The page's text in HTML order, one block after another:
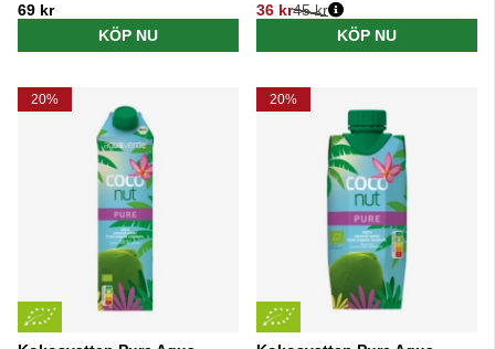
69 kr
KÖP NU
36 kr
Ordinarie pris:
45 kr
KÖP NU
20% 20%